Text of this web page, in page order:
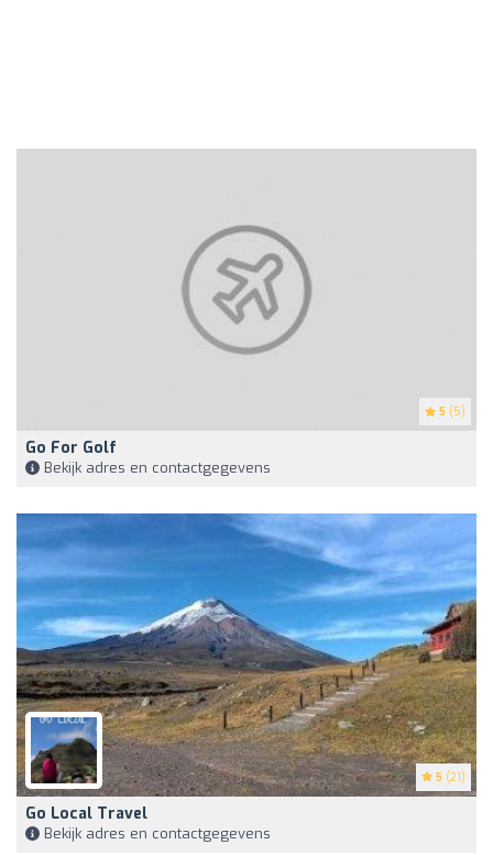
5 (5)
Go For Golf
Bekijk adres en contactgegevens
5 (21)
Go Local Travel
Bekijk adres en contactgegevens